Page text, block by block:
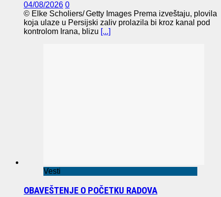
04/08/2026 0
© Elke Scholiers/ Getty Images Prema izveštaju, plovila
koja ulaze u Persijski zaliv prolazila bi kroz kanal pod
kontrolom Irana, blizu [...]
Vesti
OBAVEŠTENJE O POČETKU RADOVA